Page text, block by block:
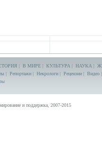
| В МИРЕ | КУЛЬТУРА | НАУКА |
| Репортажи | Некрологи | Рецензии | Видео |
и поддержка, 2007-2015